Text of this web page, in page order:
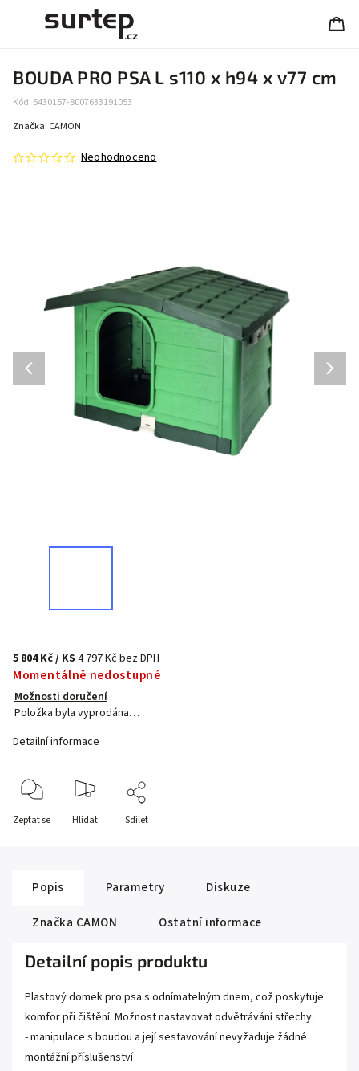
BOUDA PRO PSA L s110 x h94 x v77 cm
Kód: 5430157-8007633191053
Neohodnoceno
Značka: CAMON
5 804 Kč/ KS 4 797 Kč bez DPH
Momentálně nedostupné
Možnosti doručení
Položka byla vyprodána…
Detailní informace
Zeptat se Hlídat Sdílet
Popis Parametry
Diskuze
Značka CAMON Ostatní informace
Detailní popis produktu
Plastový domek pro psa s odnímatelným dnem, což poskytuje
komfor při čištění. Možnost nastavovat odvětrávání střechy.
- manipulace s boudou a její sestavování nevyžaduje žádné
montážní příslušenství